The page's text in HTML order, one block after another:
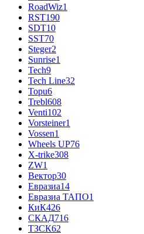
RoadWiz1
RST190
SDT10
SST70
Steger2
Sunrise1
Tech9
Tech Line32
Topu6
Trebl608
Venti102
Vorsteiner1
Vossen1
Wheels UP76
X-trike308
ZW1
Вектор30
Евразиа14
Евразиа ТАПО1
КиК426
СКАД716
ТЗСК62